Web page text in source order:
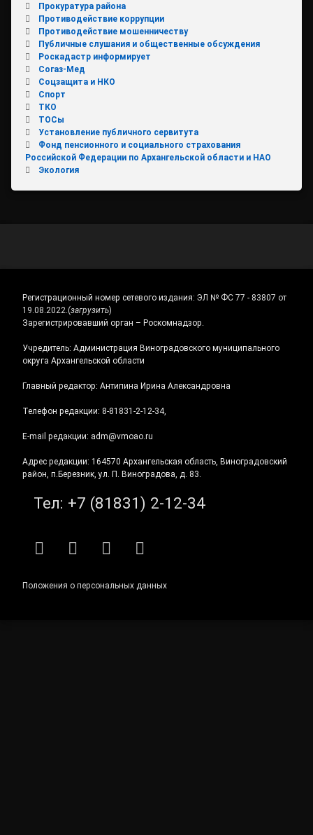
Прокуратура района
Противодействие коррупции
Противодействие мошенничеству
Публичные слушания и общественные обсуждения
Роскадастр информирует
Согаз-Мед
Соцзащита и НКО
Спорт
ТКО
ТОСы
Установление публичного сервитута
Фонд пенсионного и социального страхования
Российской Федерации по Архангельской области и НАО
Экология
Регистрационный номер сетевого издания: ЭЛ № ФС 77 - 83807 от
19.08.2022.(загрузить)
Зарегистрировавший орган – Роскомнадзор.
Учредитель: Администрация Виноградовского муниципального
округа Архангельской области
Главный редактор: Антипина Ирина Александровна
Телефон редакции: 8-81831-2-12-34,
E-mail редакции: adm@vmoao.ru
Адрес редакции: 164570 Архангельская область, Виноградовский
район, п.Березник, ул. П. Виноградова, д. 83.
Тел: +7 (81831) 2-12-34
RSS E-mailВКонтакте
Telegram
Положения о персональных данных